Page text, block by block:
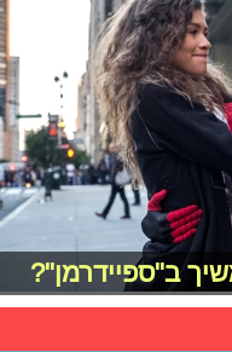
ב"ספיידרמן"?